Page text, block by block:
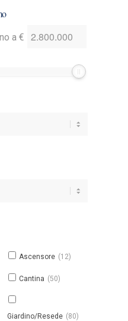
a€
Ascensore (12)
Cantina (50)
Giardino/Resede (80)